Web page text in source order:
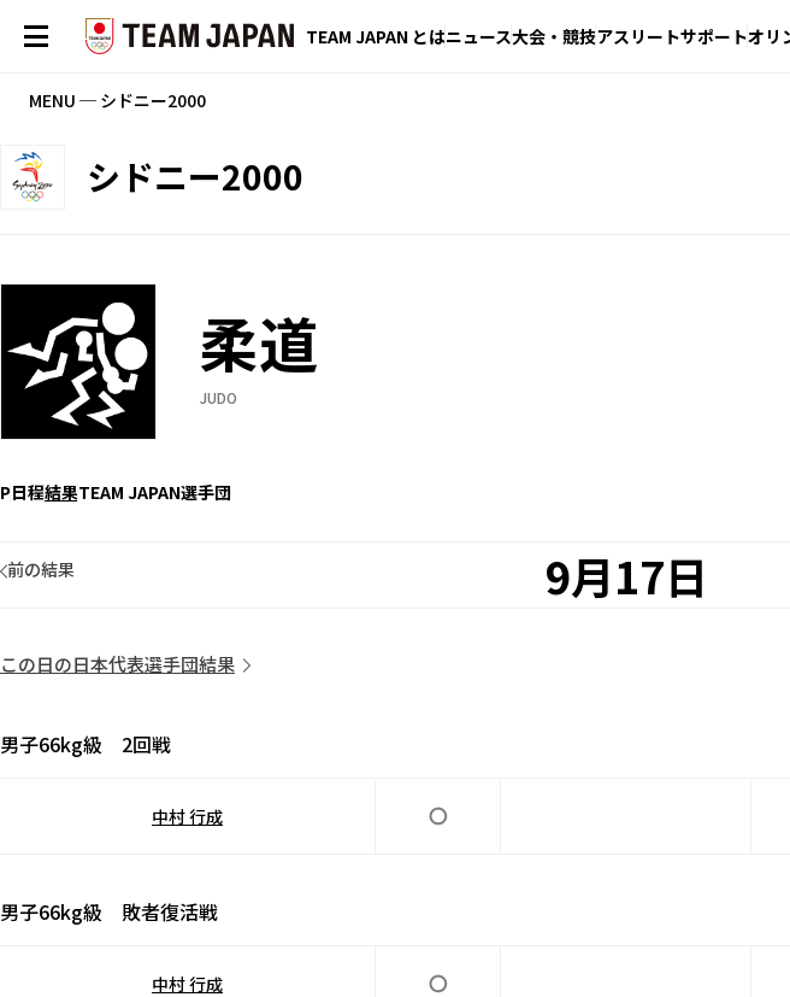
TEAM JAPAN とはニュース大会・競技アスリートサポートオリ
MENU ─ シドニー2000
シドニー2000
柔道
JUDO
日程結果TEAM JAPAN選手団
9月17日
前の結果
この日の日本代表選手団結果
男子66kg級 2回戦
中村 行成
男子66kg級 敗者復活戦
中村 行成